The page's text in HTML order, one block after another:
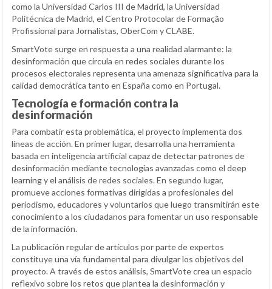
como la Universidad Carlos III de Madrid, la Universidad
Politécnica de Madrid, el Centro Protocolar de Formação
Profissional para Jornalistas, OberCom y CLABE.
SmartVote surge en respuesta a una realidad alarmante: la
desinformación que circula en redes sociales durante los
procesos electorales representa una amenaza significativa para la
calidad democrática tanto en España como en Portugal.
Tecnología e formación contra la
desinformación
Para combatir esta problemática, el proyecto implementa dos
líneas de acción. En primer lugar, desarrolla una herramienta
basada en inteligencia artificial capaz de detectar patrones de
desinformación mediante tecnologías avanzadas como el deep
learning y el análisis de redes sociales. En segundo lugar,
promueve acciones formativas dirigidas a profesionales del
periodismo, educadores y voluntarios que luego transmitirán este
conocimiento a los ciudadanos para fomentar un uso responsable
de la información.
La publicación regular de artículos por parte de expertos
constituye una vía fundamental para divulgar los objetivos del
proyecto. A través de estos análisis, SmartVote crea un espacio
reflexivo sobre los retos que plantea la desinformación y